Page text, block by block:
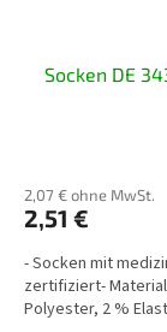
Socken DE
2,07 € ohne MwSt.
2,51 €
- Socken mit
zertifiziert-
Polyester, 2 %